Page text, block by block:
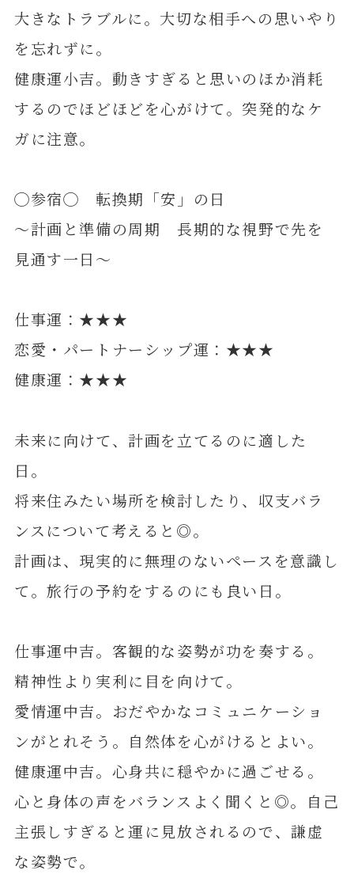
大きなトラブルに。大切な相手への思いやり
を忘れずに。
健康運小吉。動きすぎると思いのほか消耗
するのでほどほどを心がけて。突発的なケ
ガに注意。
◯参宿◯ 転換期「安」の日
～計画と準備の周期 長期的な視野で先を
見通す一日～
仕事運：★★★
恋愛・パートナーシップ運：★★★
健康運：★★★
未来に向けて、計画を立てるのに適した
日。
将来住みたい場所を検討したり、収支バラ
ンスについて考えると◎。
計画は、現実的に無理のないペースを意識し
て。旅行の予約をするのにも良い日。
仕事運中吉。客観的な姿勢が功を奏する。
精神性より実利に目を向けて。
愛情運中吉。おだやかなコミュニケーショ
ンがとれそう。自然体を心がけるとよい。
健康運中吉。心身共に穏やかに過ごせる。
心と身体の声をバランスよく聞くと◎。自己
主張しすぎると運に見放されるので、謙虚
な姿勢で。